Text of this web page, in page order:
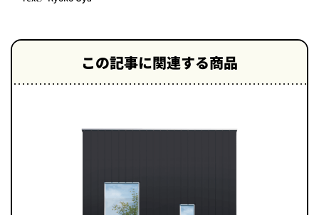
この記事に関連する商品